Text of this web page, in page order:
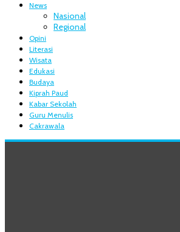
News
Nasional
Regional
Opini
Literasi
Wisata
Edukasi
Budaya
Kiprah Paud
Kabar Sekolah
Guru Menulis
Cakrawala